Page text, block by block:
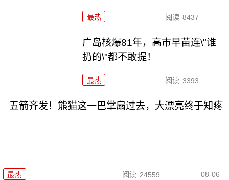
最热 阅读 8437
广岛核爆81年，高市早苗连\"谁
扔的\"都不敢提！
最热 阅读 3393
五箭齐发！熊猫这一巴掌扇过去，大漂亮终于知疼
最热 阅读 24559 08-06